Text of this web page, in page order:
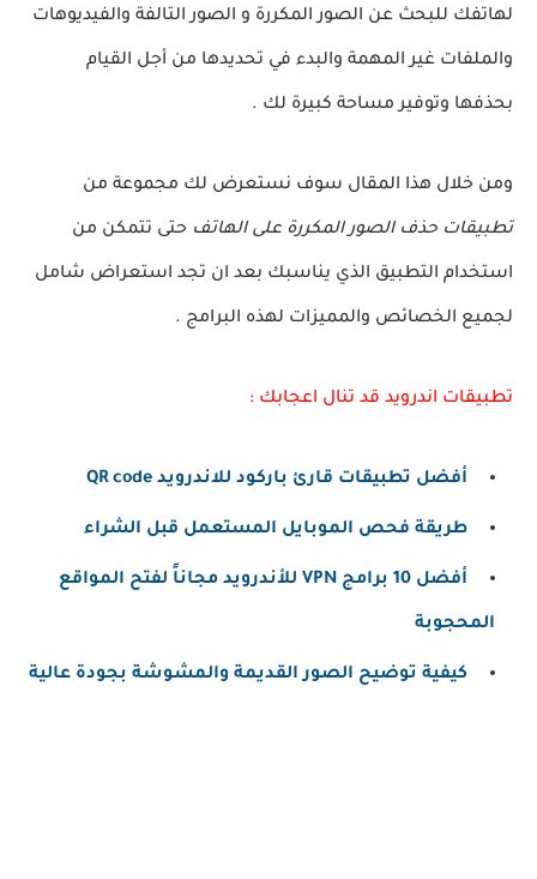
لهاتفك للبحث عن الصور المكررة و الصور التالفة والفيديوهات
والملفات غير المهمة والبدء في تحديدها من أجل القيام
بحذفها وتوفير مساحة كبيرة لك .
ومن خلال هذا المقال سوف نستعرض لك مجموعة من
تطبيقات حذف الصور المكررة على الهاتف حتى تتمكن من
استخدام التطبيق الذي يناسبك بعد ان تجد استعراض شامل
لجميع الخصائص والمميزات لهذه البرامج .
تطبيقات اندرويد قد تنال اعجابك :
أفضل تطبيقات قارئ باركود للاندرويد QR code
طريقة فحص الموبايل المستعمل قبل الشراء
أفضل 10 برامج VPN للأندرويد مجاناً لفتح المواقع
المحجوبة
كيفية توضيح الصور القديمة والمشوشة بجودة عالية